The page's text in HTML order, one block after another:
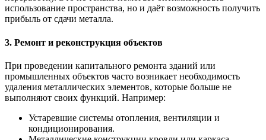
использование пространства, но и даёт возможность получить
прибыль от сдачи металла.
3. Ремонт и реконструкция объектов
При проведении капитального ремонта зданий или
промышленных объектов часто возникает необходимость
удаления металлических элементов, которые больше не
выполняют своих функций. Например:
Устаревшие системы отопления, вентиляции и
кондиционирования.